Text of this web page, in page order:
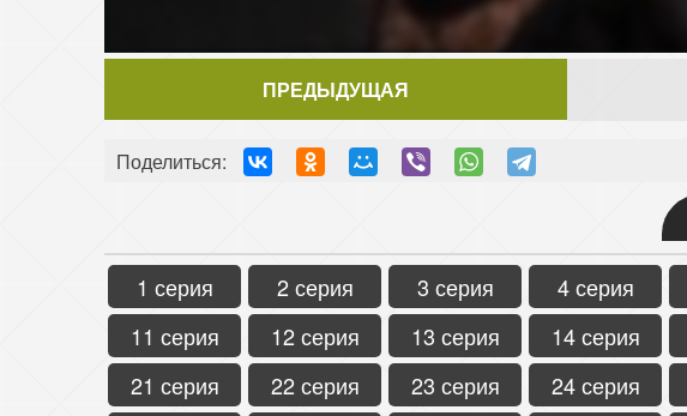
ПРЕДЫДУЩАЯ
Поделиться:
1 серия 2 серия 3 серия 4 серия
11 серия
12 серия 13 серия 14 серия
21 серия
22 серия 23 серия 24 серия